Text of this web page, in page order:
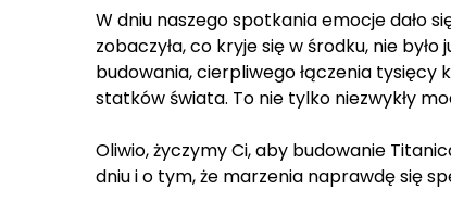
W dniu naszego spotkania emocje dało
zobaczyła, co kryje się w środku, nie
budowania, cierpliwego łączenia
statków świata. To nie tylko niezwykły
Oliwio, życzymy Ci, aby budowanie
dniu i o tym, że marzenia naprawdę się